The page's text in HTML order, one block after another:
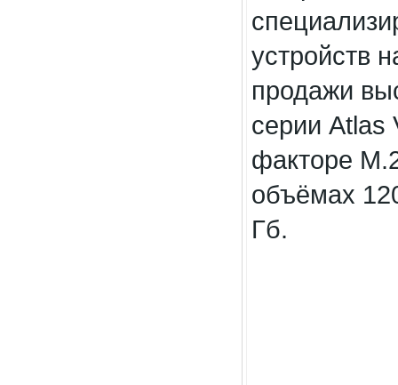
устройств
продажи
серии Atlas
факторе
объёмах
Гб.